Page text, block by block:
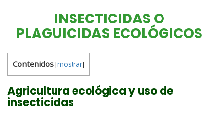
INSECTICIDAS O
PLAGUICIDAS ECOLÓGICOS
Contenidos [mostrar]
Agricultura ecológica y uso de
insecticidas